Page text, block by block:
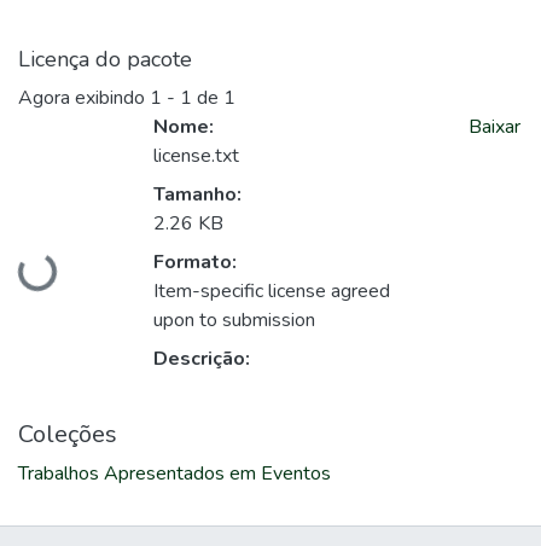
Licença do pacote
Agora exibindo 1 - 1 de 1
Carregando...
Nome:
license.txt
Tamanho:
2.26 KB
Formato:
Item-specific license agreed
upon to submission
Descrição:
Baixar
Coleções
Trabalhos Apresentados em Eventos